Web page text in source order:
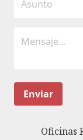
Enviar
Oficinas